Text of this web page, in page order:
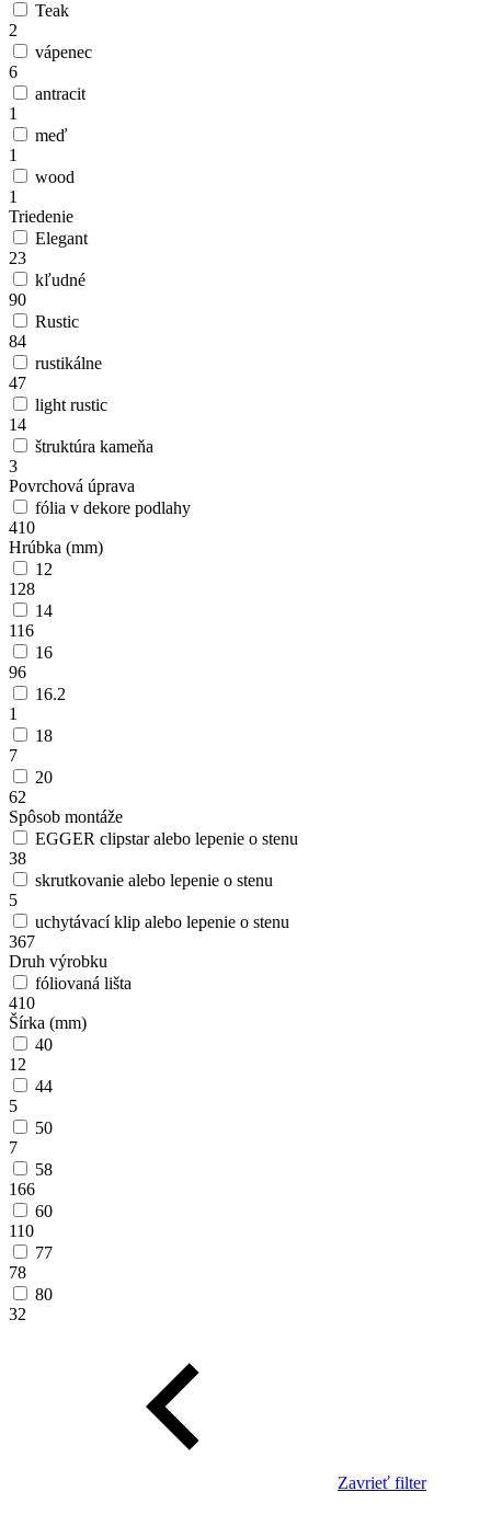
Teak
2
vápenec
6
antracit
1
meď
1
wood
1
Triedenie
Elegant
23
kľudné
90
Rustic
84
rustikálne
47
light rustic
14
štruktúra kameňa
3
Povrchová úprava
fólia v dekore podlahy
410
Hrúbka (mm)
12
128
14
116
16
96
16.2
1
18
7
20
62
Spôsob montáže
EGGER clipstar alebo lepenie o stenu
38
skrutkovanie alebo lepenie o stenu
5
uchytávací klip alebo lepenie o stenu
367
Druh výrobku
fóliovaná lišta
410
Šírka (mm)
40
12
44
5
50
7
58
166
60
110
77
78
80
32
Zavrieť filter